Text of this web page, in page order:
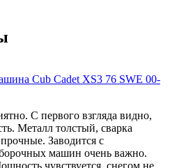
Cub Cadet XS3 76 SWE 00-
С первого взгляда видно,
Металл толстый, сварка
Заводится с
машин очень важно.
чувствуется, снегом не